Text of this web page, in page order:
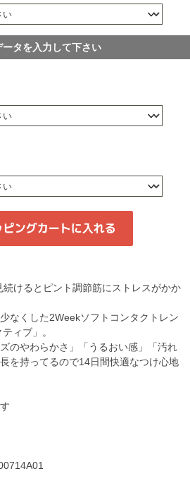
ータを入力して下さい
けるとピント調節筋にストレスがかか
なくした2Weekソフトコンタクトレン
ィブ」。
のやわらかさ」「うるおい感」「汚れ
を持ってるので14日間快適なつけ心地